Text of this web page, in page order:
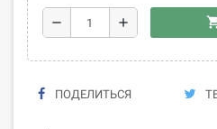
remove add
ПОДЕЛИТЬСЯ